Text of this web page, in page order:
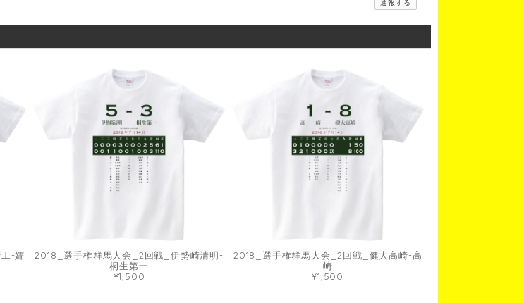
通報する
-嬬
2018_選手権群馬大会_2回戦_伊勢崎清明-
桐生第一
¥1,500
2018_選手権群馬大会_2回戦_健大高崎-高
崎
¥1,500